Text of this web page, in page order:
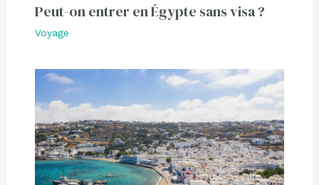
Peut-on entrer en Égypte sans visa ?
Voyage